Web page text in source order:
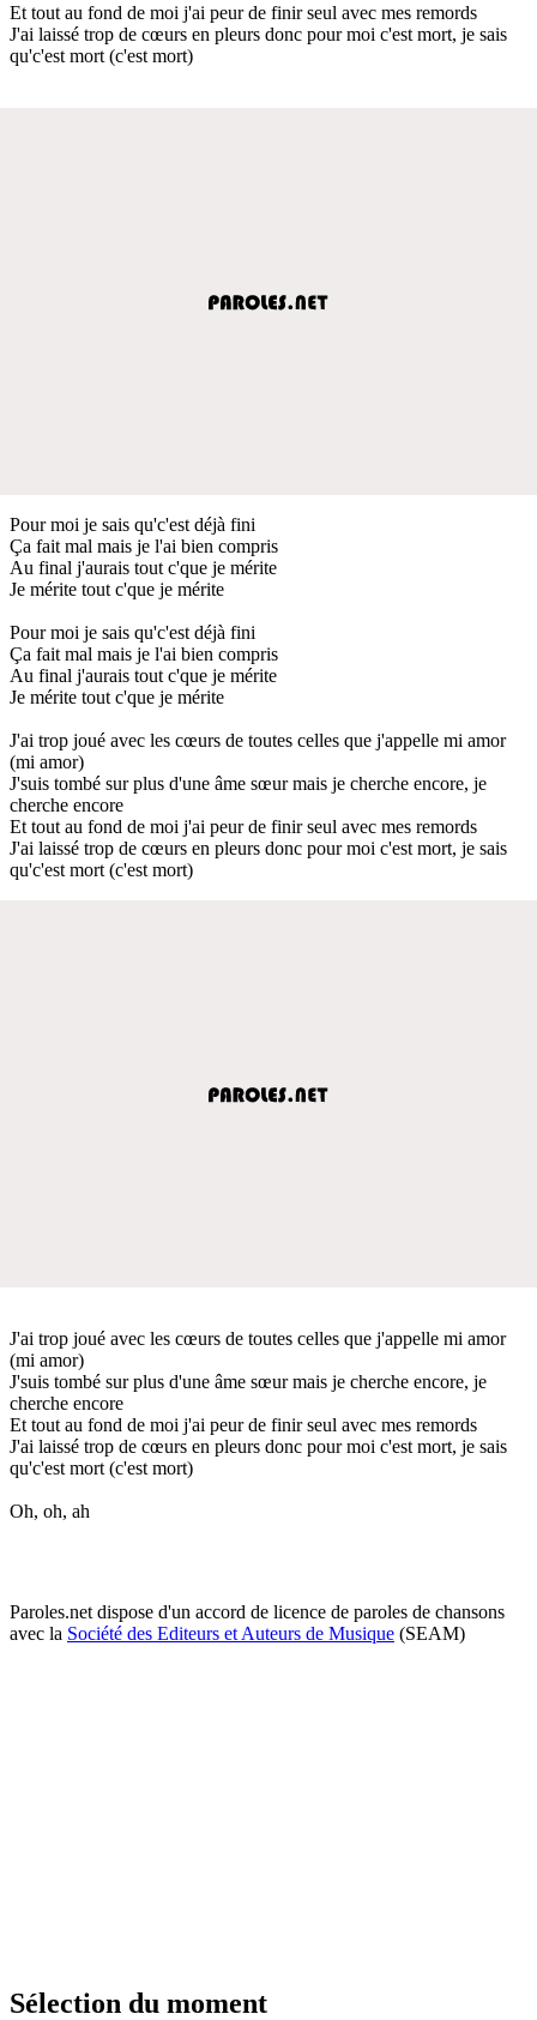
Et tout au fond de moi j'ai peur de finir seul avec mes remords
J'ai laissé trop de cœurs en pleurs donc pour moi c'est mort, je sais
qu'c'est mort (c'est mort)
Pour moi je sais qu'c'est déjà fini
Ça fait mal mais je l'ai bien compris
Au final j'aurais tout c'que je mérite
Je mérite tout c'que je mérite
Pour moi je sais qu'c'est déjà fini
Ça fait mal mais je l'ai bien compris
Au final j'aurais tout c'que je mérite
Je mérite tout c'que je mérite
J'ai trop joué avec les cœurs de toutes celles que j'appelle mi amor
(mi amor)
J'suis tombé sur plus d'une âme sœur mais je cherche encore, je
cherche encore
Et tout au fond de moi j'ai peur de finir seul avec mes remords
J'ai laissé trop de cœurs en pleurs donc pour moi c'est mort, je sais
qu'c'est mort (c'est mort)
J'ai trop joué avec les cœurs de toutes celles que j'appelle mi amor
(mi amor)
J'suis tombé sur plus d'une âme sœur mais je cherche encore, je
cherche encore
Et tout au fond de moi j'ai peur de finir seul avec mes remords
J'ai laissé trop de cœurs en pleurs donc pour moi c'est mort, je sais
qu'c'est mort (c'est mort)
Oh, oh, ah
Paroles.net dispose d'un accord de licence de paroles de chansons
avec la Société des Editeurs et Auteurs de Musique (SEAM)
Sélection du moment